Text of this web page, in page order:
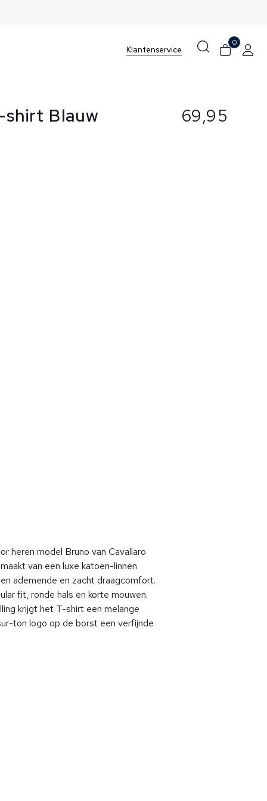
Klantenservice
0
shirt Blauw
heren model Bruno van Cavallaro
van een luxe katoen-linnen
ademende en zacht draagcomfort.
fit, ronde hals en korte mouwen.
krijgt het T-shirt een melange
ton logo op de borst een verfijnde
69,95